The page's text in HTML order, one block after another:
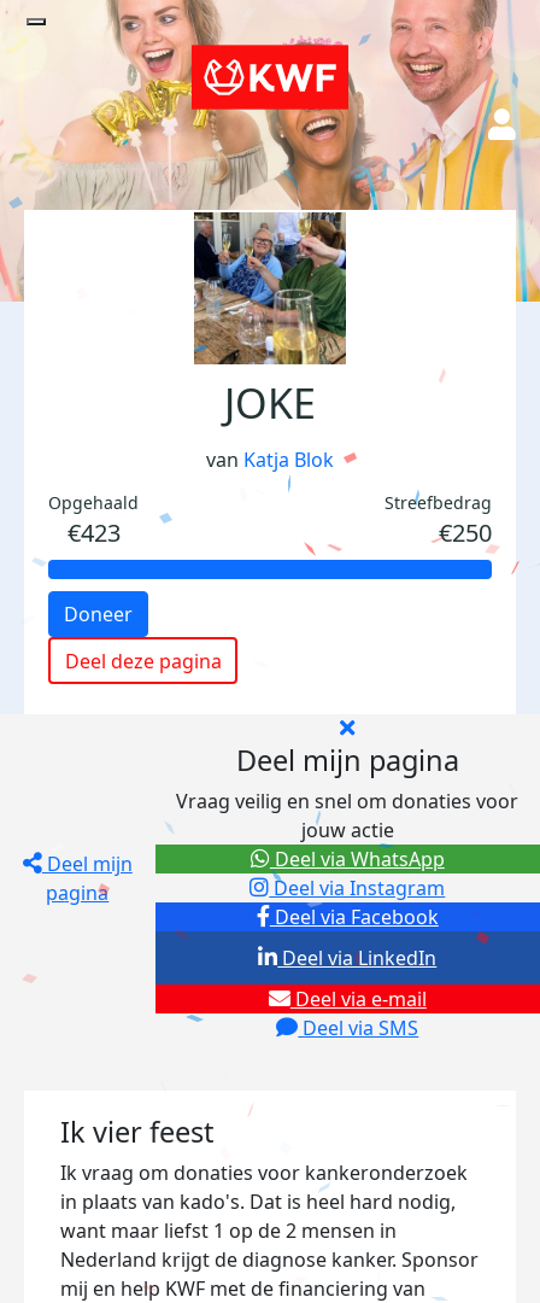
JOKE
van Katja Blok
Opgehaald
€423
Streefbedrag
€250
Doneer
Deel deze pagina
Deel mijn
pagina
Deel mijn pagina
Vraag veilig en snel om donaties voor
jouw actie
Deel via Facebook
Deel via Instagram
Deel via e-mail
Deel via SMS
Deel via LinkedIn
Deel via WhatsApp
Ik vier feest
Ik vraag om donaties voor kankeronderzoek
in plaats van kado's. Dat is heel hard nodig,
want maar liefst 1 op de 2 mensen in
Nederland krijgt de diagnose kanker. Sponsor
mij en help KWF met de financiering van